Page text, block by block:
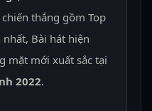
thắng gồm Top
Bài hát hiện
mặt mới xuất sắc tại
2022.